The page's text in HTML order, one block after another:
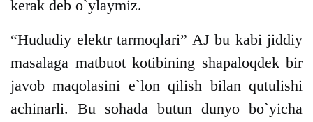
kerak deb o`ylaymiz.
“Hududiy elektr tarmoqlari” AJ bu kabi jiddiy
masalaga matbuot kotibining shapaloqdek bir
javob maqolasini e`lon qilish bilan qutulishi
achinarli. Bu sohada butun dunyo bo`yicha